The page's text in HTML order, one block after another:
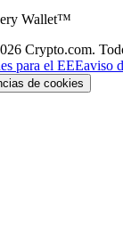
Wallet™
Crypto.com.
para el EEEaviso
de cookies